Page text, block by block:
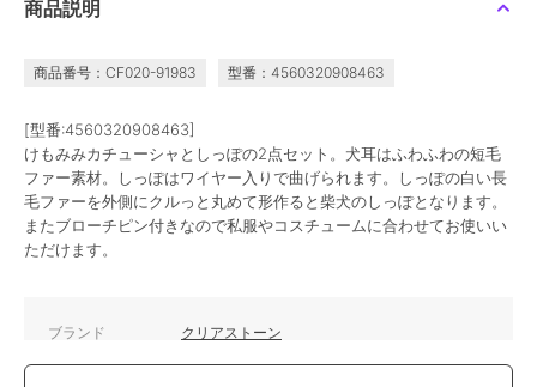
商品説明
商品番号：CF020-91983 型番：4560320908463
[型番:4560320908463]
けもみみカチューシャとしっぽの2点セット。犬耳はふわふわの短毛
ファー素材。しっぽはワイヤー入りで曲げられます。しっぽの白い長
毛ファーを外側にクルっと丸めて形作ると柴犬のしっぽとなります。
またブローチピン付きなので私服やコスチュームに合わせてお使いい
ただけます。
ブランド クリアストーン
ショップ Maris Japan